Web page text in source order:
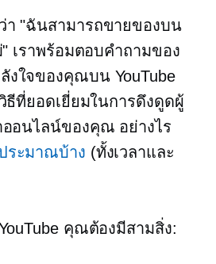
า "ฉันสามารถขายของบน
" เราพร้อมตอบคำถามของ
งใจของคุณบน YouTube
ธีที่ยอดเยี่ยมในการดึงดูดผู้
อนไลน์ของคุณ อย่างไร
ระมาณบ้าง (ทั้งเวลาและ
คุณต้องมีสามสิ่ง: